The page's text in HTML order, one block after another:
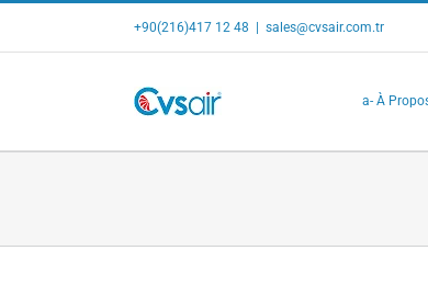
content
+90(216)417 12 48 sales@cvsair.com.tr
a- À